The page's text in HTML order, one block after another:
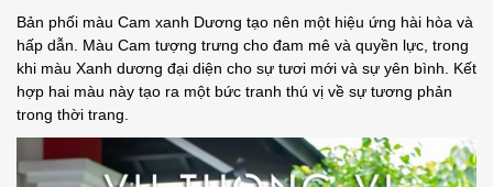
Bản phối màu Cam xanh Dương tạo nên một hiệu ứng hài hòa và
hấp dẫn. Màu Cam tượng trưng cho đam mê và quyền lực, trong
khi màu Xanh dương đại diện cho sự tươi mới và sự yên bình. Kết
hợp hai màu này tạo ra một bức tranh thú vị về sự tương phản
trong thời trang.